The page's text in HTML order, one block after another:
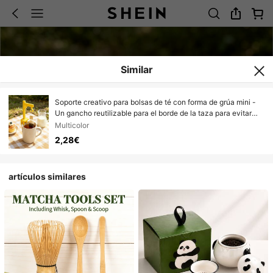
Similar
Soporte creativo para bolsas de té con forma de grúa mini -
Un gancho reutilizable para el borde de la taza para evitar
que las bolsas de té se deslicen. Ideal para preparar té en
casa y en la oficina, este clip sujeta de forma segura las
bolsas de té, asegurando que se infusionen uniformemente.
Multicolor
2,28€
artículos similares